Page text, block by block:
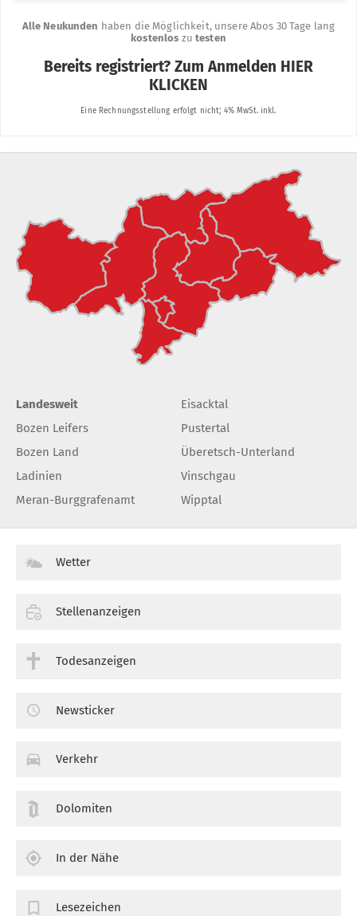
Landesweit
Bozen Leifers
Bozen Land
Ladinien
Meran-Burggrafenamt
Eisacktal
Pustertal
Überetsch-Unterland
Vinschgau
Wipptal
Wetter
Stellenanzeigen
Todesanzeigen
Newsticker
Verkehr
Dolomiten
In der Nähe
Lesezeichen